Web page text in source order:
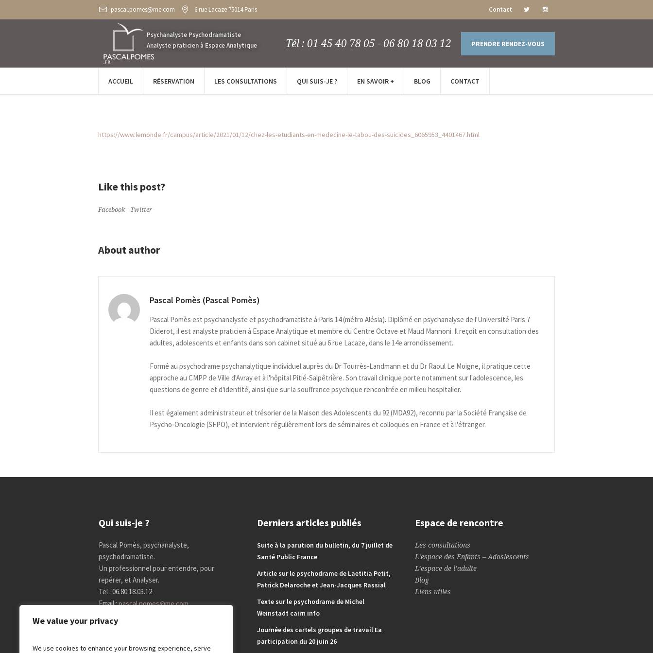
We value your privacy
We use cookies to enhance your browsing experience, serve
Contact
pascal.pomes@me.com 6 rue Lacaze 75014 Paris
Tél : 01 45 40 78 05 - 06 80 18 03 12 PRENDRE RENDEZ-VOUS
ACCUEIL RÉSERVATION LES CONSULTATIONS QUI SUIS-JE ? EN SAVOIR + BLOG CONTACT
https://www.lemonde.fr/campus/article/2021/01/12/chez-les-etudiants-en-medecine-le-tabou-des-suicides_6065953_4401467.html
Like this post?
Facebook Twitter
About author
Pascal Pomès (Pascal Pomès)
Pascal Pomès est psychanalyste et psychodramatiste à Paris 14 (métro Alésia). Diplômé en psychanalyse de l'Université Paris 7
Diderot, il est analyste praticien à Espace Analytique et membre du Centre Octave et Maud Mannoni. Il reçoit en consultation des
adultes, adolescents et enfants dans son cabinet situé au 6 rue Lacaze, dans le 14e arrondissement.
Formé au psychodrame psychanalytique individuel auprès du Dr Tourrès-Landmann et du Dr Raoul Le Moigne, il pratique cette
approche au CMPP de Ville d'Avray et à l'hôpital Pitié-Salpêtrière. Son travail clinique porte notamment sur l'adolescence, les
questions de genre et d'identité, ainsi que sur la souffrance psychique rencontrée en milieu hospitalier.
Il est également administrateur et trésorier de la Maison des Adolescents du 92 (MDA92), reconnu par la Société Française de
Psycho-Oncologie (SFPO), et intervient régulièrement lors de séminaires et colloques en France et à l'étranger.
Qui suis-je ?
Pascal Pomès, psychanalyste,
psychodramatiste.
Un professionnel pour entendre, pour
repérer, et Analyser.
Tel : 06.80.18.03.12
Email :pascal.pomes@me.com
Psychanalyste à Paris 14
Derniers articles publiés
Suite à la parution du bulletin, du 7 juillet de
Santé Public France
Article sur le psychodrame de Laetitia Petit,
Patrick Delaroche et Jean-Jacques Rassial
Texte sur le psychodrame de Michel
Weinstadt cairn info
Journée des cartels groupes de travail Ea
participation du 20 juin 26
Espace de rencontre
Les consultations
L’espace des Enfants – Adoslescents
L’espace de l’adulte
Blog
Liens utiles